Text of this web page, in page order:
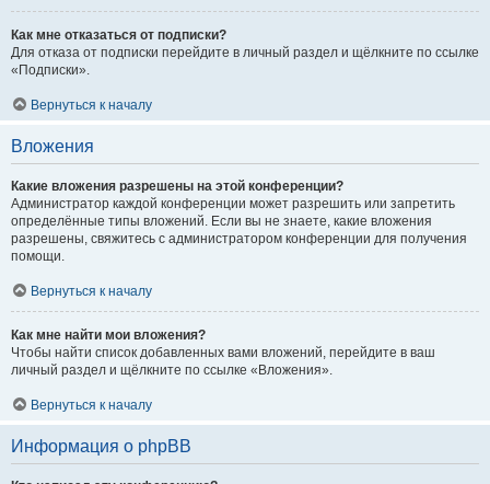
Как мне отказаться от подписки?
Для отказа от подписки перейдите в личный раздел и щёлкните по ссылке
«Подписки».
Вернуться к началу
Вложения
Какие вложения разрешены на этой конференции?
Администратор каждой конференции может разрешить или запретить
определённые типы вложений. Если вы не знаете, какие вложения
разрешены, свяжитесь с администратором конференции для получения
помощи.
Вернуться к началу
Как мне найти мои вложения?
Чтобы найти список добавленных вами вложений, перейдите в ваш
личный раздел и щёлкните по ссылке «Вложения».
Вернуться к началу
Информация о phpBB